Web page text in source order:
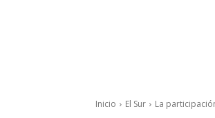
Inicio El Sur La